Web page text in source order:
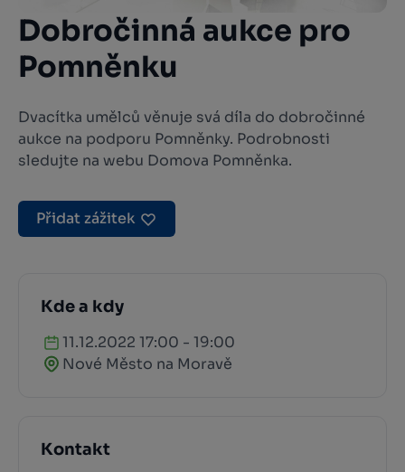
Dobročinná aukce pro
Pomněnku
Dvacítka umělců věnuje svá díla do dobročinné
aukce na podporu Pomněnky. Podrobnosti
sledujte na webu Domova Pomněnka.
Přidat zážitek
Kde a kdy
11.12.2022 17:00 - 19:00
Nové Město na Moravě
Kontakt